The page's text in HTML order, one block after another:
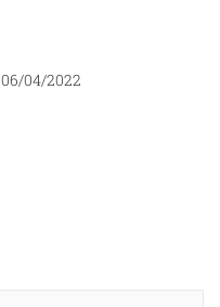
06/04/2022